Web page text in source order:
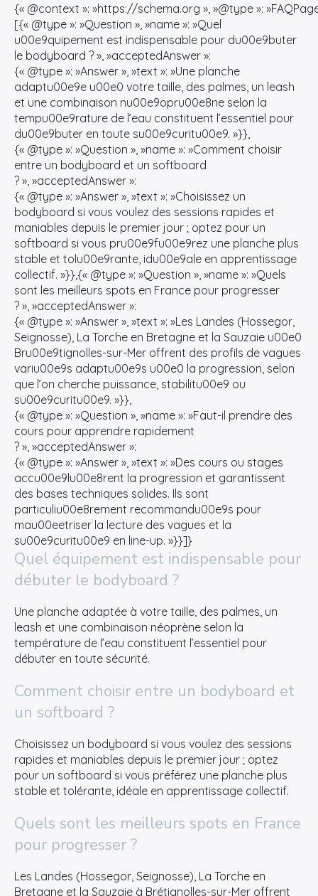
{« @context »: »https://schema.org », »@type »:
[{« @type »: »Question », »name »: »Quel
u00e9quipement est indispensable pour du00e9buter
le bodyboard ? », »acceptedAnswer »:
{« @type »: »Answer », »text »: »Une planche
adaptu00e9e u00e0 votre taille, des palmes, un leash
et une combinaison nu00e9opru00e8ne selon la
tempu00e9rature de l’eau constituent l’essentiel pour
du00e9buter en toute su00e9curitu00e9. »}},
{« @type »: »Question », »name »: »Comment choisir
entre un bodyboard et un softboard
? », »acceptedAnswer »:
{« @type »: »Answer », »text »: »Choisissez un
bodyboard si vous voulez des sessions rapides et
maniables depuis le premier jour ; optez pour un
softboard si vous pru00e9fu00e9rez une planche plus
stable et tolu00e9rante, idu00e9ale en apprentissage
collectif. »}},{« @type »: »Question », »name »: »Quels
sont les meilleurs spots en France pour progresser
? », »acceptedAnswer »:
{« @type »: »Answer », »text »: »Les Landes (Hossegor,
Seignosse), La Torche en Bretagne et la Sauzaie u00e0
Bru00e9tignolles-sur-Mer offrent des profils de vagues
variu00e9s adaptu00e9s u00e0 la progression, selon
que l’on cherche puissance, stabilitu00e9 ou
su00e9curitu00e9. »}},
{« @type »: »Question », »name »: »Faut-il prendre des
cours pour apprendre rapidement
? », »acceptedAnswer »:
{« @type »: »Answer », »text »: »Des cours ou stages
accu00e9lu00e8rent la progression et garantissent
des bases techniques solides. Ils sont
particuliu00e8rement recommandu00e9s pour
mau00eetriser la lecture des vagues et la
su00e9curitu00e9 en line-up. »}}]}
Quel équipement est indispensable pour
débuter le bodyboard ?
Une planche adaptée à votre taille, des palmes, un
leash et une combinaison néoprène selon la
température de l’eau constituent l’essentiel pour
débuter en toute sécurité.
Comment choisir entre un bodyboard et
un softboard ?
Choisissez un bodyboard si vous voulez des sessions
rapides et maniables depuis le premier jour ; optez
pour un softboard si vous préférez une planche plus
stable et tolérante, idéale en apprentissage collectif.
Quels sont les meilleurs spots en France
pour progresser ?
Les Landes (Hossegor, Seignosse), La Torche en
Bretagne et la Sauzaie à Brétignolles-sur-Mer offrent